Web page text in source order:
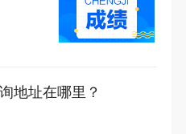
地址在哪里？